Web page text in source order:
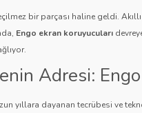
bir parçası haline geldi.
Engo ekran koruyucuları
Adresi: Engo
yıllara dayanan tecrübesi ve